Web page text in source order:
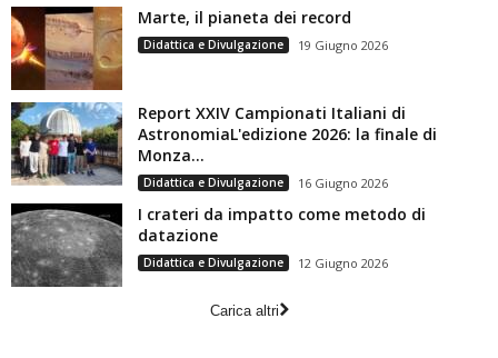
Marte, il pianeta dei record
Didattica e Divulgazione 19 Giugno 2026
Report XXIV Campionati Italiani di
AstronomiaL'edizione 2026: la finale di
Monza...
Didattica e Divulgazione 16 Giugno 2026
I crateri da impatto come metodo di
datazione
Didattica e Divulgazione 12 Giugno 2026
Carica altri